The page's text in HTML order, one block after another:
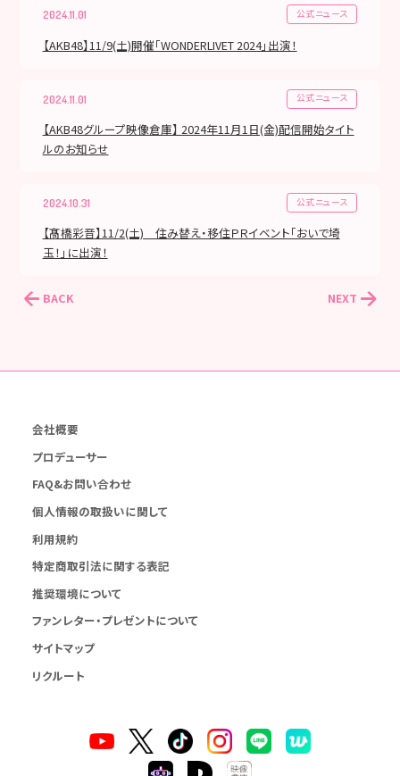
2024.11.01 公式ニュース
【AKB48】11/9(土)開催「WONDERLIVET 2024」出演！
2024.11.01 公式ニュース
【AKB48グループ映像倉庫】 2024年11月1日(金)配信開始タイト
ルのお知らせ
2024.10.31 公式ニュース
【髙橋彩音】11/2(土) 住み替え・移住ＰＲイベント「おいで埼
玉！」に出演！
BACK NEXT
会社概要
プロデューサー
FAQ&お問い合わせ
個人情報の取扱いに関して
利用規約
特定商取引法に関する表記
推奨環境について
ファンレター・プレゼントについて
サイトマップ
リクルート